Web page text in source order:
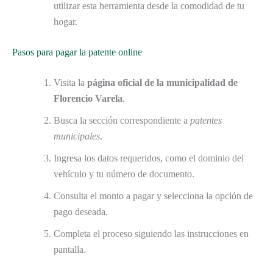
utilizar esta herramienta desde la comodidad de tu
hogar.
Pasos para pagar la patente online
Visita la página oficial de la municipalidad de
Florencio Varela.
Busca la sección correspondiente a patentes
municipales.
Ingresa los datos requeridos, como el dominio del
vehículo y tu número de documento.
Consulta el monto a pagar y selecciona la opción de
pago deseada.
Completa el proceso siguiendo las instrucciones en
pantalla.